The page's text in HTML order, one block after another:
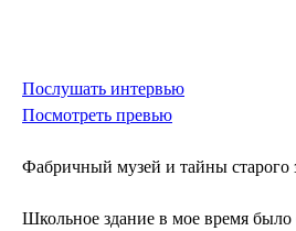
Послушать интервью
Посмотреть превью
Фабричный музей и тайны старого
Школьное здание в мое время